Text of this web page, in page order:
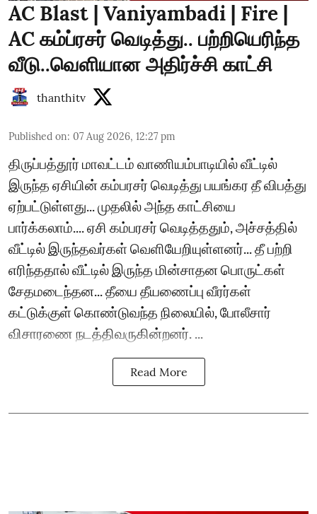
AC Blast | Vaniyambadi | Fire |
AC கம்ப்ரசர் வெடித்து.. பற்றியெரிந்த
வீடு..வெளியான அதிர்ச்சி காட்சி
thanthitv
Published on: 07 Aug 2026, 12:27 pm
திருப்பத்தூர் மாவட்டம் வாணியம்பாடியில் வீட்டில்
இருந்த ஏசியின் கம்பரசர் வெடித்து பயங்கர தீ விபத்து
ஏற்பட்டுள்ளது... முதலில் அந்த காட்சியை
பார்க்கலாம்.... ஏசி கம்பரசர் வெடித்ததும், அச்சத்தில்
வீட்டில் இருந்தவர்கள் வெளியேறியுள்ளனர்... தீ பற்றி
எரிந்ததால் வீட்டில் இருந்த மின்சாதன பொருட்கள்
சேதமடைந்தன... தீயை தீயணைப்பு வீரர்கள்
கட்டுக்குள் கொண்டுவந்த நிலையில், போலீசார்
விசாரணை நடத்திவருகின்றனர். ...
Read More